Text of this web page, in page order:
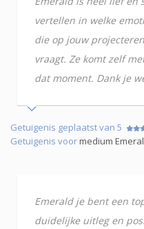
vertellen in welke
die op jouw
vraagt. Ze komt zelf
dat moment. Dank je
Getuigenis geplaatst van 5
Getuigenis voormedium
Emerald je bent een
duidelijke uitleg en